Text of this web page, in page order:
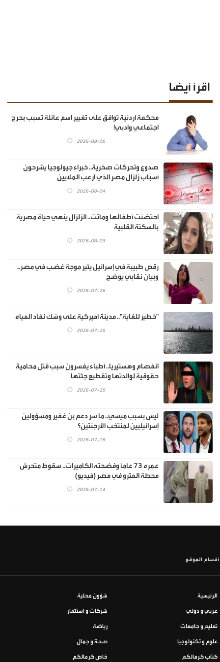
اقرأ أيضا
محكمة أردنية توافق على تغيير اسم عائلة تسبب بحرج
اجتماعي وادبي!
2026-08-06
صدوع وتحركات صخرية.. خبراء جيولوجيا يشرحون
أسباب زلزال مصر الذي ارعب الملايين
2026-08-04
احتضنت أطفالها وماتت.. الزلزال ينهي حياة مصرية
بالسكتة القلبية
2026-08-03
رقص طبيبة في إسرائيل يثير موجة غضب في مصر..
وبيان نقابي يوضح
2026-07-26
"خطير للغاية".. مدينة أميركية على وشك نفاد المياه
2026-07-25
انفصام وهستيريا.. أطباء يفسرون سبب قتل محامية
حقوقية لوالدتها وتقطيع جثتها
2026-07-25
ليس بسبب ميسي.. ما سر دعم بن غفير ومسؤولين
إسرائيليين لمنتخب الأرجنتين؟
2026-07-16
عمره 73 عاماً وفضحته الكاميرات.. سقوط متحرش
محطة المترو في مصر (فيديو)
2026-07-14
أقسام الموقع
الرئيسية شؤون محلية
عربي و دولي شركات و استثمار
تعليم و جامعات رياضة
علوم و تكنولوجيا صحة و جمال
كتاب كرمالكم خاص كرمالكم